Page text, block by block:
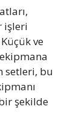
işleri
ve
setleri, bu
şekilde